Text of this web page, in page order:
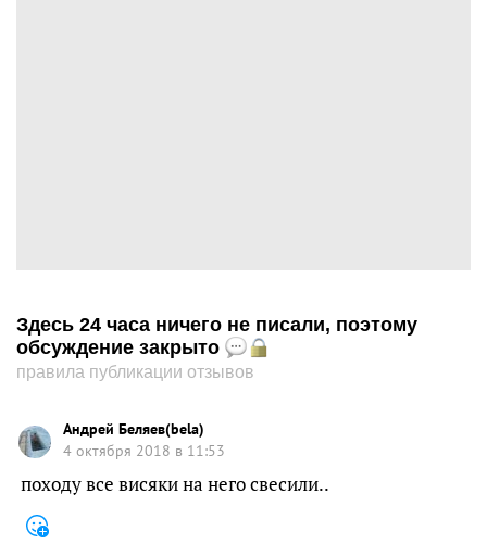
Здесь 24 часа ничего не писали, поэтому
обсуждение закрыто
правила публикации отзывов
Андрей Беляев(bela)
4 октября 2018 в 11:53
походу все висяки на него свесили..